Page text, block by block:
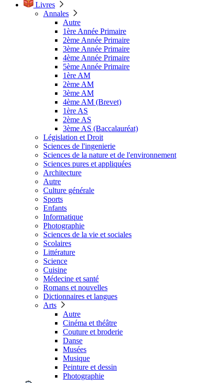
Livres
Annales
Autre
1ère Année Primaire
2ème Année Primaire
3ème Année Primaire
4ème Année Primaire
5ème Année Primaire
1ère AM
2ème AM
3ème AM
4ème AM (Brevet)
1ère AS
2ème AS
3ème AS (Baccalauréat)
Législation et Droit
Sciences de l'ingenierie
Sciences de la nature et de l'environnement
Sciences pures et appliquées
Architecture
Autre
Culture générale
Sports
Enfants
Informatique
Photographie
Sciences de la vie et sociales
Scolaires
Littérature
Science
Cuisine
Médecine et santé
Romans et nouvelles
Dictionnaires et langues
Arts
Autre
Cinéma et théâtre
Couture et broderie
Danse
Musées
Musique
Peinture et dessin
Photographie